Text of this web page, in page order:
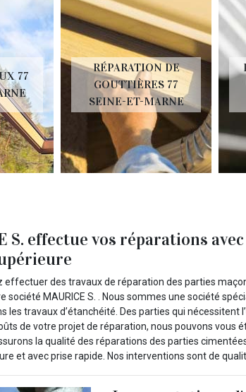
77
RÉPARATION DE
GOUTTIÈRES 77
SEINE-ET-MARNE
S. effectue vos réparations
effectuer des travaux de réparation des parties
société MAURICE S. . Nous sommes une société
les travaux d’étanchéité. Des parties qui nécessitent
de votre projet de réparation, nous pouvons vous
la qualité des réparations des parties
et avec prise rapide. Nos interventions sont de